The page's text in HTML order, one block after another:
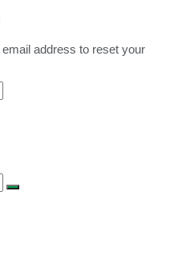
address to reset your